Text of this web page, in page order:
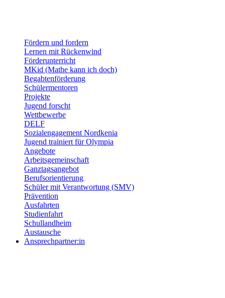
Fördern und fordern
Lernen mit Rückenwind
Förderunterricht
MKid (Mathe kann ich doch)
Begabtenförderung
Schülermentoren
Projekte
Jugend forscht
Wettbewerbe
DELF
Sozialengagement Nordkenia
Jugend trainiert für Olympia
Angebote
Arbeitsgemeinschaft
Ganztagsangebot
Berufsorientierung
Schüler mit Verantwortung (SMV)
Prävention
Ausfahrten
Studienfahrt
Schullandheim
Austausche
Ansprechpartner:in